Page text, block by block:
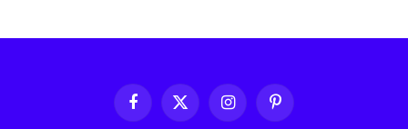
FacebookX
InstagramPinterest